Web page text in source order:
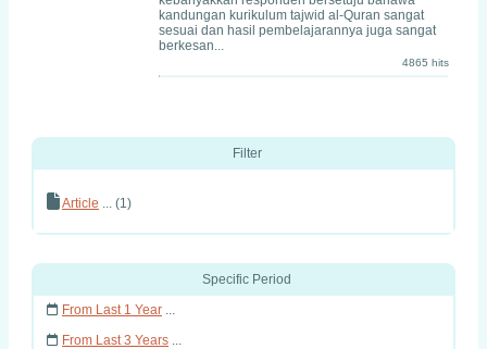
kandungan kurikulum tajwid al-Quran sangat
sesuai dan hasil pembelajarannya juga sangat
berkesan...
4865 hits
Filter
Article ... (1)
Specific Period
From Last 1 Year ...
From Last 3 Years ...